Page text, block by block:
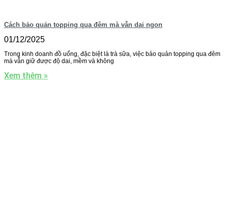
Cách bảo quản topping qua đêm mà vẫn dai ngon
01/12/2025
Trong kinh doanh đồ uống, đặc biệt là trà sữa, việc bảo quản topping qua đêm
mà vẫn giữ được độ dai, mềm và không
Xem thêm »